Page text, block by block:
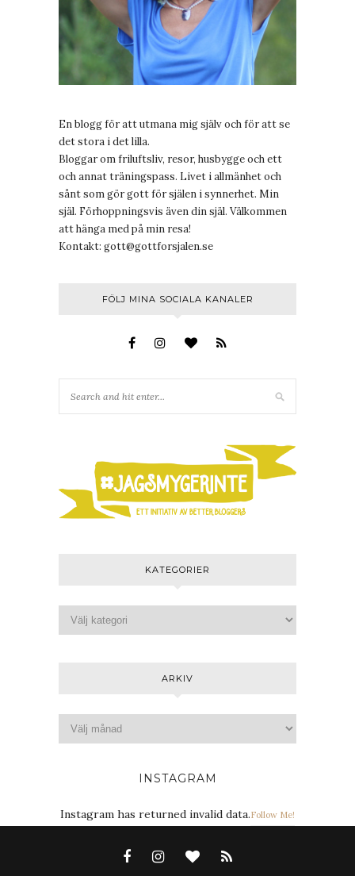
En blogg för att utmana mig själv och för att se
det stora i det lilla.
Bloggar om friluftsliv, resor, husbygge och ett
och annat träningspass. Livet i allmänhet och
sånt som gör gott för själen i synnerhet. Min
själ. Förhoppningsvis även din själ. Välkommen
att hänga med på min resa!
Kontakt: gott@gottforsjalen.se
FÖLJ MINA SOCIALA KANALER
KATEGORIER
ARKIV
INSTAGRAM
Instagram has returned invalid data.Follow Me!